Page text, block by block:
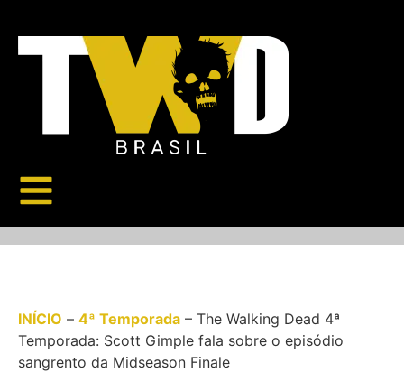
INÍCIO – 4ª Temporada – The Walking Dead 4ª
Temporada: Scott Gimple fala sobre o episódio
sangrento da Midseason Finale